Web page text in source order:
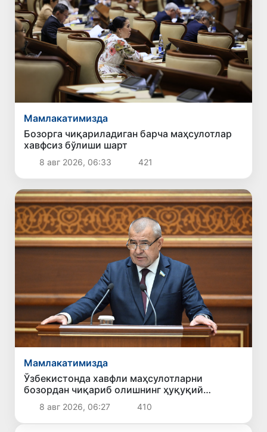
Мамлакатимизда
Бозорга чиқариладиган барча маҳсулотлар
хавфсиз бўлиши шарт
8 авг 2026, 06:33 421
Мамлакатимизда
Ўзбекистонда хавфли маҳсулотларни
бозордан чиқариб олишнинг ҳуқуқий
механизми белгиланади
8 авг 2026, 06:27 410